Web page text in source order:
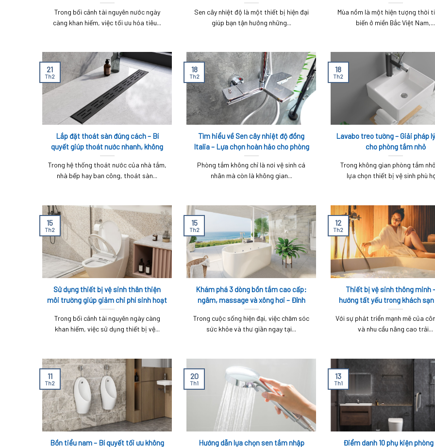
Trong bối cảnh tài nguyên nước ngày
càng khan hiếm, việc tối ưu hóa tiêu...
Sen cây nhiệt độ là một thiết bị hiện đại
giúp bạn tận hưởng những...
Mùa nồm là một hiện tượng thời
biến ở miền Bắc Việt Nam,...
Lắp đặt thoát sàn đúng cách – Bí
quyết giúp thoát nước nhanh, không
gây mùi
Trong hệ thống thoát nước của nhà tắm,
nhà bếp hay ban công, thoát sàn...
21
Th2
Tìm hiểu về Sen cây nhiệt độ đồng
Italia – Lựa chọn hoàn hảo cho phòng
tắm sang trọng
Phòng tắm không chỉ là nơi vệ sinh cá
nhân mà còn là không gian...
18
Th2
Lavabo treo tường – Giải pháp
cho phòng tắm nhỏ
Trong không gian phòng tắm
lựa chọn thiết bị vệ sinh phù
18
Th2
Sử dụng thiết bị vệ sinh thân thiện
môi trường giúp giảm chi phí sinh hoạt
hàng tháng như thế nào?
Trong bối cảnh tài nguyên ngày càng
khan hiếm, việc sử dụng thiết bị vệ...
15
Th2
Khám phá 3 dòng bồn tắm cao cấp:
ngâm, massage và xông hơi – Đỉnh
cao thư giãn tại gia
Trong cuộc sống hiện đại, việc chăm sóc
sức khỏe và thư giãn ngay tại...
15
Th2
Thiết bị vệ sinh thông minh
hướng tất yếu trong khách sạn
Với sự phát triển mạnh mẽ của
và nhu cầu nâng cao trải...
12
Th2
Bồn tiểu nam – Bí quyết tối ưu không
11
Th2
Hướng dẫn lựa chọn sen tắm nhập
20
Th1
Điểm danh 10 phụ kiện
13
Th1